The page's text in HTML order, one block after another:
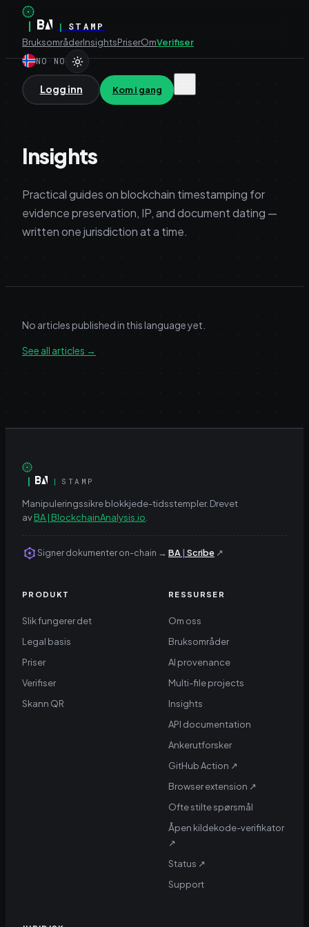
| |
STAMP
BruksområderInsightsPriserOmVerifiser
NO·NO
Logg inn Kom i gang
Insights
Practical guides on blockchain timestamping for
evidence preservation, IP, and document dating —
written one jurisdiction at a time.
No articles published in this language yet.
See all articles →
| | STAMP
Manipuleringssikre blokkjede-tidsstempler. Drevet
avBA | BlockchainAnalysis.io
Signer dokumenter on-chain → BA|Scribe ↗
PRODUKT
Slik fungerer det
Legal basis
Priser
Verifiser
Skann QR
RESSURSER
Om oss
Bruksområder
AI provenance
Multi-file projects
Insights
API documentation
Ankerutforsker
GitHub Action ↗
Browser extension ↗
Ofte stilte spørsmål
Åpen kildekode-verifikator
↗
Status ↗
Support